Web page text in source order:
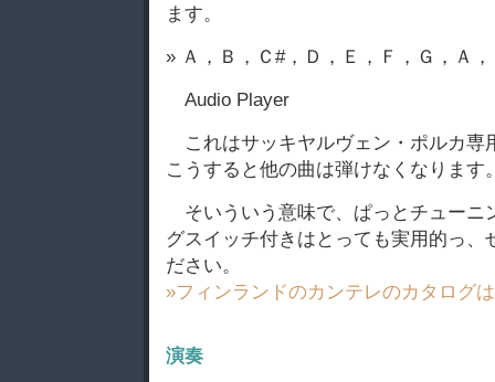
ます。
» Ａ，Ｂ，Ｃ#，Ｄ，Ｅ，Ｆ，Ｇ，Ａ
Audio Player
これはサッキヤルヴェン・ポルカ専
こうすると他の曲は弾けなくなります
そいういう意味で、ぱっとチューニ
グスイッチ付きはとっても実用的っ、
ださい。
»フィンランドのカンテレのカタログ
演奏